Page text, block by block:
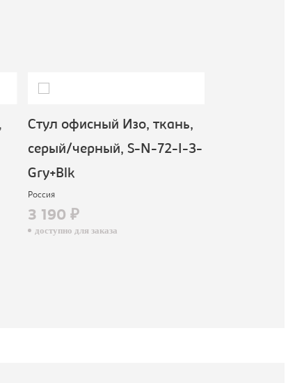
Стул офисный Изо, ткань,
серый/черный, S-N-72-I-3-
Gry+Blk
Россия
3 190 ₽
доступно для заказа